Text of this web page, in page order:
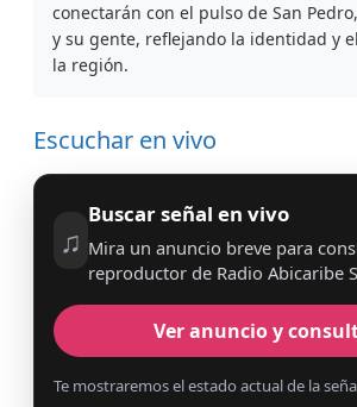
conectarán con el pulso de San
y su gente, reflejando la identidad y
la región.
Escuchar en vivo
♫
Buscar señal en vivo
Mira un anuncio breve para
reproductor de Radio Abicaribe
Ver anuncio y
Te mostraremos el estado actual de la